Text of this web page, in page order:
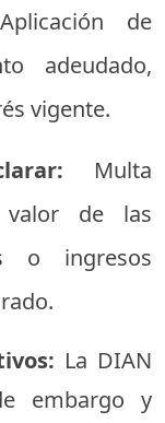
Aplicación de
adeudado,
vigente.
Multa
valor de las
o ingresos
La DIAN
embargo y